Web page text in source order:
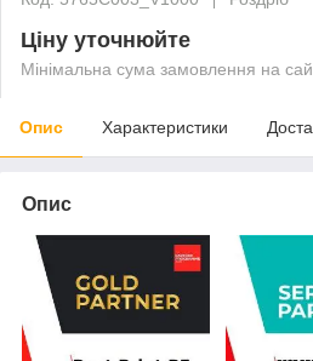
Ціну уточнюйте
Мінімальна сума замовлення на
Опис Характеристики
Опис